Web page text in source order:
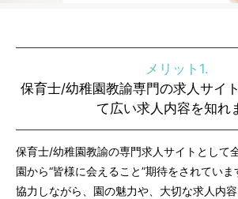
メリット1.
保育士/幼稚園教諭専門の求人サイ
て広い求人内容を知れ
保育士/幼稚園教諭の専門求人サイトとして
園から“皆様に会えること”期待をされてい
協力しながら、園の魅力や、大切な求人内